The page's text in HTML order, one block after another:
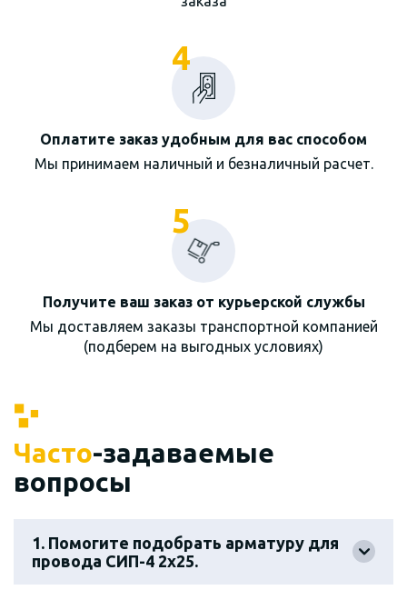
4
Оплатите заказ удобным для вас способом
Мы принимаем наличный и безналичный расчет.
5
Получите ваш заказ от курьерской службы
Мы доставляем заказы транспортной компанией
(подберем на выгодных условиях)
Часто-задаваемые
вопросы
1. Помогите подобрать арматуру для
провода СИП-4 2х25.